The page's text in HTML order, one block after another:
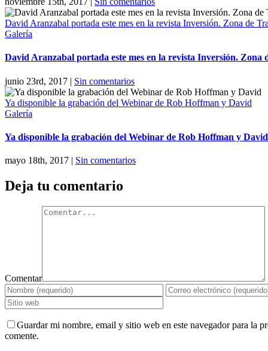
David Aranzabal portada este mes en la revista Inversión. Zona de
Galería
David Aranzabal portada este mes en la revista Inversión. Zona
junio 23rd, 2017 | Sin comentarios
Ya disponible la grabación del Webinar de Rob Hoffman y David
Galería
Ya disponible la grabación del Webinar de Rob Hoffman y David
mayo 18th, 2017 | Sin comentarios
Deja tu comentario
Comentar
Guardar mi nombre, email y sitio web en este navegador para la
comente.